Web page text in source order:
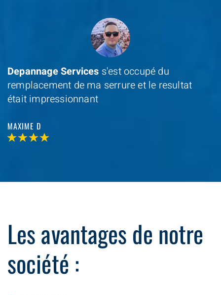
Depannage Services s'est occupé du
remplacement de ma serrure et le resultat
était impressionnant
MAXIME D
Les avantages de notre
société :